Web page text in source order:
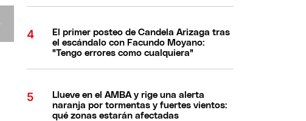
El primer posteo de Candela Arizaga tras
el escándalo con Facundo Moyano:
"Tengo errores como cualquiera"
Llueve en el AMBA y rige una alerta
naranja por tormentas y fuertes vientos:
qué zonas estarán afectadas